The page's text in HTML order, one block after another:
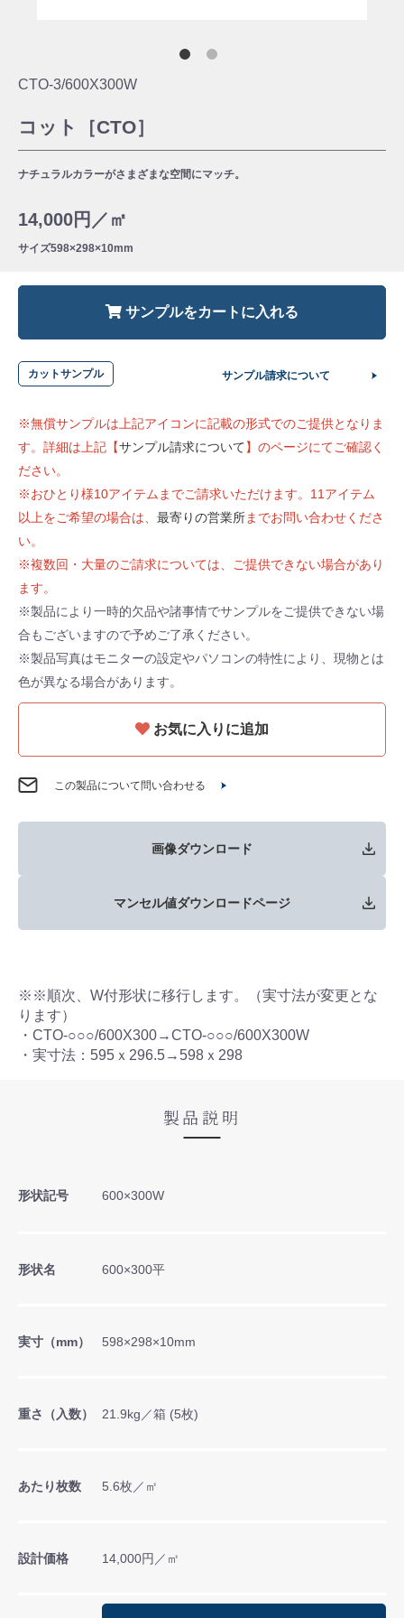
CTO-3/600X300W
コット［CTO］
ナチュラルカラーがさまざまな空間にマッチ。
14,000円／㎡
サイズ598×298×10mm
サンプルをカートに入れる
カットサンプル サンプル請求について
※無償サンプルは上記アイコンに記載の形式でのご提供となりま
す。詳細は上記【サンプル請求について】のページにてご確認く
ださい。
※おひとり様10アイテムまでご請求いただけます。11アイテム
以上をご希望の場合は、 最寄りの営業所までお問い合わせくださ
い。
※複数回・大量のご請求については、ご提供できない場合があり
ます。
※製品により一時的欠品や諸事情でサンプルをご提供できない場
合もございますので予めご了承ください。
※製品写真はモニターの設定やパソコンの特性により、現物とは
色が異なる場合があります。
お気に入りに追加
この製品について問い合わせる
画像ダウンロード
マンセル値ダウンロードページ
※※順次、W付形状に移行します。（実寸法が変更とな
ります）
・CTO-○○○/600X300→CTO-○○○/600X300W
・実寸法：595ｘ296.5→598ｘ298
製品説明
形状記号 600×300W
形状名 600×300平
実寸（mm） 598×298×10mm
重さ（入数） 21.9kg／箱 (5枚)
あたり枚数 5.6枚／㎡
設計価格 14,000円／㎡